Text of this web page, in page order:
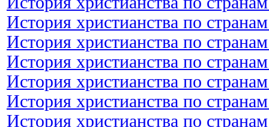
История христианства по
История христианства по
История христианства по
История христианства по
История христианства по
История христианства по